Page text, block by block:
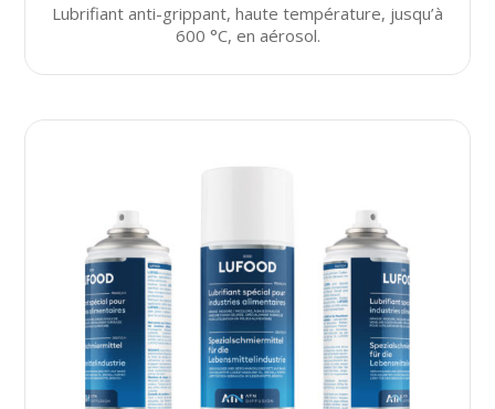
Lubrifiant anti-grippant, haute température, jusqu’à
600 °C, en aérosol.